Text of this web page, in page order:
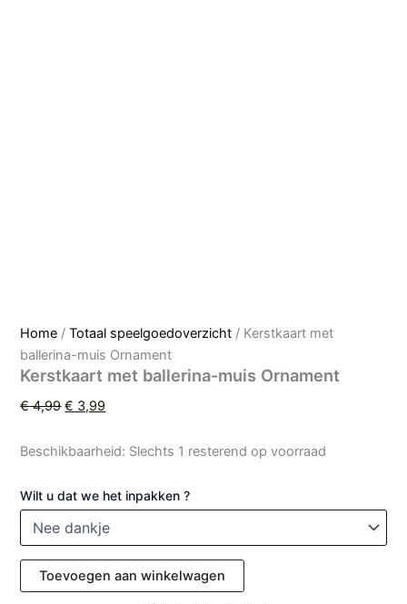
Home /Totaal speelgoedoverzicht / Kerstkaart met
ballerina-muis Ornament
Kerstkaart met ballerina-muis Ornament
€4,99 € 3,99
Beschikbaarheid: Slechts 1 resterend op voorraad
Wilt u dat we het inpakken ?
Toevoegen aan winkelwagen